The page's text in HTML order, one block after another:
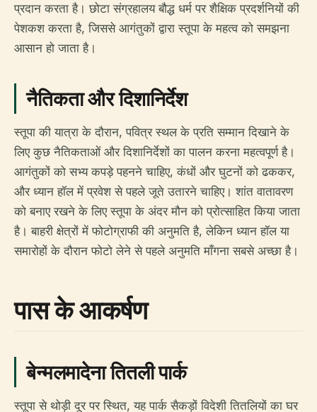
प्रदान करता है। छोटा संग्रहालय बौद्ध धर्म पर शैक्षिक प्रदर्शनियों की
पेशकश करता है, जिससे आगंतुकों द्वारा स्तूपा के महत्व को समझना
आसान हो जाता है।
नैतिकता और दिशानिर्देश
स्तूपा की यात्रा के दौरान, पवित्र स्थल के प्रति सम्मान दिखाने के
लिए कुछ नैतिकताओं और दिशानिर्देशों का पालन करना महत्वपूर्ण है।
आगंतुकों को सभ्य कपड़े पहनने चाहिए, कंधों और घुटनों को ढककर,
और ध्यान हॉल में प्रवेश से पहले जूते उतारने चाहिए। शांत वातावरण
को बनाए रखने के लिए स्तूपा के अंदर मौन को प्रोत्साहित किया जाता
है। बाहरी क्षेत्रों में फोटोग्राफी की अनुमति है, लेकिन ध्यान हॉल या
समारोहों के दौरान फोटो लेने से पहले अनुमति माँगना सबसे अच्छा है।
पास के आकर्षण
बेन्मलमादेना तितली पार्क
स्तूपा से थोड़ी दूर पर स्थित, यह पार्क सैकड़ों विदेशी तितलियों का घर